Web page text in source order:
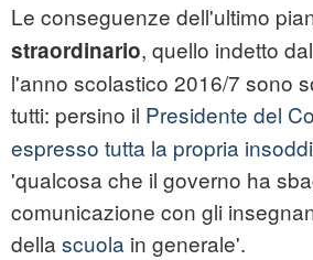
Le conseguenze dell'ultimo
straordinario, quello indetto
l'anno scolastico 2016/7 sono
tutti: persino il Presidente del
espresso tutta la propria
'qualcosa che il governo ha
comunicazione con gli
della scuola in generale'.